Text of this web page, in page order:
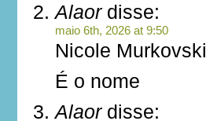
Alaordisse:
maio 6th, 2026 at 9:50
Nicole Murkovski
É o nome
Alaordisse: